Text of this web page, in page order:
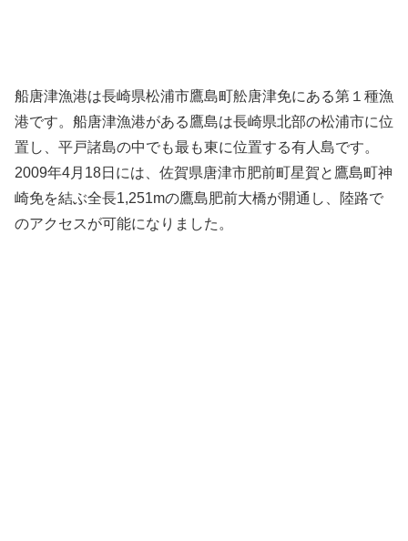
船唐津漁港は長崎県松浦市鷹島町舩唐津免にある第１種漁
港です。船唐津漁港がある鷹島は長崎県北部の松浦市に位
置し、平戸諸島の中でも最も東に位置する有人島です。
2009年4月18日には、佐賀県唐津市肥前町星賀と鷹島町神
崎免を結ぶ全長1,251mの鷹島肥前大橋が開通し、陸路で
のアクセスが可能になりました。